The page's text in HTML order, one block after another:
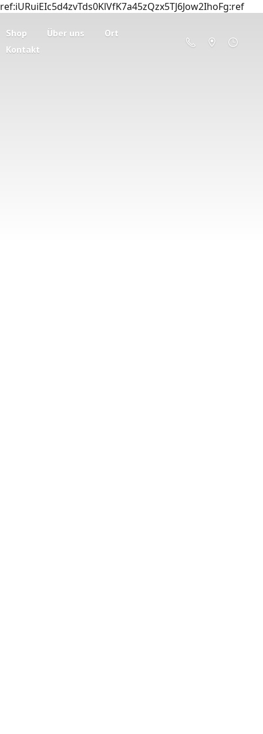
ref:iURuiEIc5d4zvTds0KlVfK7a45zQzx5TJ6Jow2IhoFg:ref
Shop Über uns
Ort
Kontakt